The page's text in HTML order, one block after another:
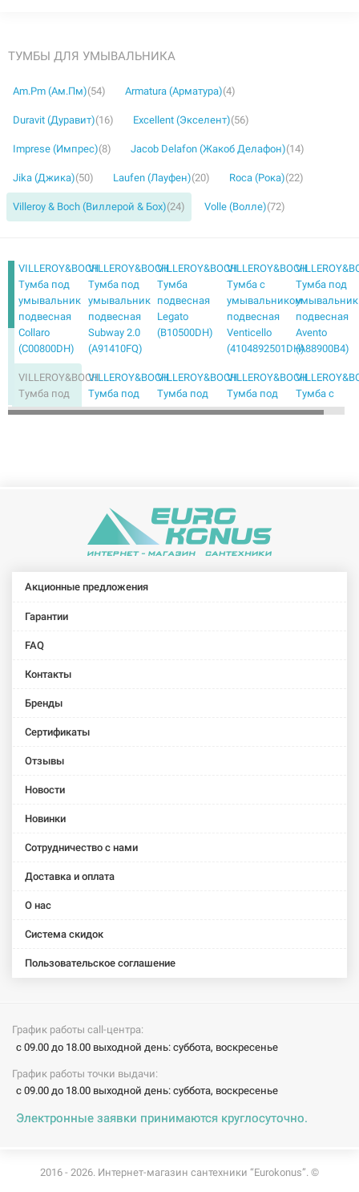
ТУМБЫ ДЛЯ УМЫВАЛЬНИКА
Am.Pm (Ам.Пм)(54) Armatura (Арматура)(4)
Duravit (Дуравит)(16) Excellent (Экселент)(56)
Imprese (Импрес)(8) Jacob Delafon (Жакоб Делафон)(14)
Jika (Джика)(50) Laufen (Лауфен)(20) Roca (Рока)(22)
Villeroy & Boch (Виллерой & Бох)(24) Volle (Волле)(72)
VILLEROY&BOCH
Тумба под
умывальник
подвесная
Collaro
(C00800DH)
VILLEROY&BOCH
Тумба под
умывальник
подвесная
Subway 2.0
(A91410FQ)
VILLEROY&BOCH
Тумба
подвесная
Legato
(B10500DH)
VILLEROY&BOCH
Тумба с
умывальником
подвесная
Venticello
(4104892501DH)
Тумба под
умывальник
подвесная
Avento
(A88900B4)
VILLEROY&BOCH
Тумба под
умывальник
VILLEROY&BOCH
Тумба под
умывальник
VILLEROY&BOCH
Тумба под
умывальник
VILLEROY&BOCH
Тумба под
умывальник
Тумба с
умывальником
подвесная
Avento
Акционные предложения
Гарантии
FAQ
Контакты
Бренды
Сертификаты
Отзывы
Новости
Новинки
Сотрудничество с нами
Доставка и оплата
О нас
Система скидок
Пользовательское соглашение
График работы call-центра:
с 09.00 до 18.00 выходной день: суббота, воскресенье
График работы точки выдачи:
с 09.00 до 18.00 выходной день: суббота, воскресенье
Электронные заявки принимаются круглосуточно.
2016 - 2026. Интернет-магазин сантехники “Eurokonus”. ©